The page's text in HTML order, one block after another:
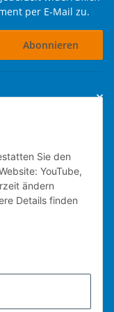
Sie den
YouTube,
ändern
Details finden
per E-Mail zu.
Abonnieren